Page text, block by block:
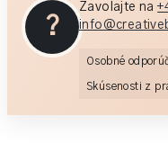
?
Zavolajte na
Osobné
Skúsenosti z